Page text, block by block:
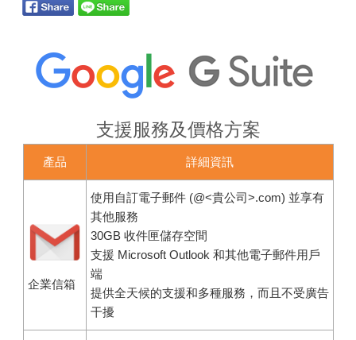
支援服務及價格方案
產品 詳細資訊
企業信箱
使用自訂電子郵件 (@<貴公司>.com) 並享有
其他服務
30GB 收件匣儲存空間
支援 Microsoft Outlook 和其他電子郵件用戶
端
提供全天候的支援和多種服務，而且不受廣告
干擾